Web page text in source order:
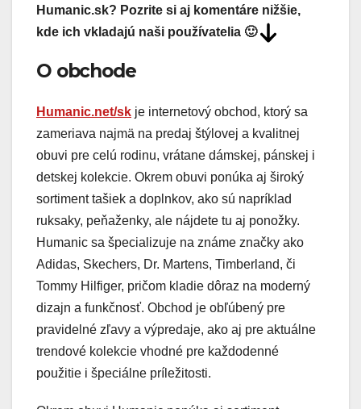
Humanic.sk? Pozrite si aj komentáre nižšie,
kde ich vkladajú naši používatelia 🙂
O obchode
Humanic.net/sk je internetový obchod, ktorý sa
zameriava najmä na predaj štýlovej a kvalitnej
obuvi pre celú rodinu, vrátane dámskej, pánskej i
detskej kolekcie. Okrem obuvi ponúka aj široký
sortiment tašiek a doplnkov, ako sú napríklad
ruksaky, peňaženky, ale nájdete tu aj ponožky.
Humanic sa špecializuje na známe značky ako
Adidas, Skechers, Dr. Martens, Timberland, či
Tommy Hilfiger, pričom kladie dôraz na moderný
dizajn a funkčnosť. Obchod je obľúbený pre
pravidelné zľavy a výpredaje, ako aj pre aktuálne
trendové kolekcie vhodné pre každodenné
použitie i špeciálne príležitosti.